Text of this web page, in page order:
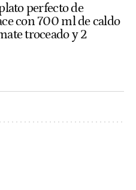
perfecto de
con 700 ml de caldo
troceado y 2